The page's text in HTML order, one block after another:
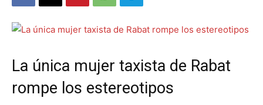
La única mujer taxista de Rabat
rompe los estereotipos